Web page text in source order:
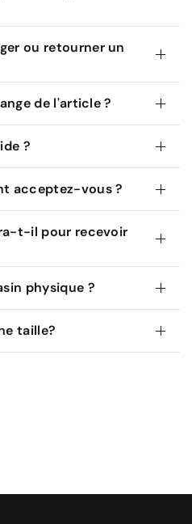
ou retourner un
de l'article ?
?
acceptez-vous ?
t-il pour recevoir
physique ?
taille?